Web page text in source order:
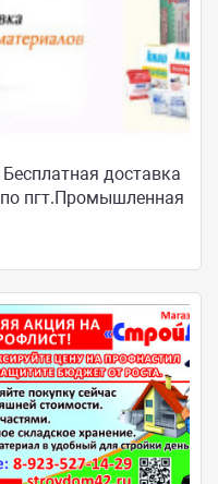
Бесплатная доставка
по пгт.Промышленная